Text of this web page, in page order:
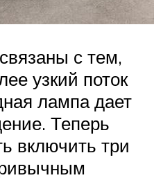
с тем,
узкий поток
лампа дает
Теперь
включить три